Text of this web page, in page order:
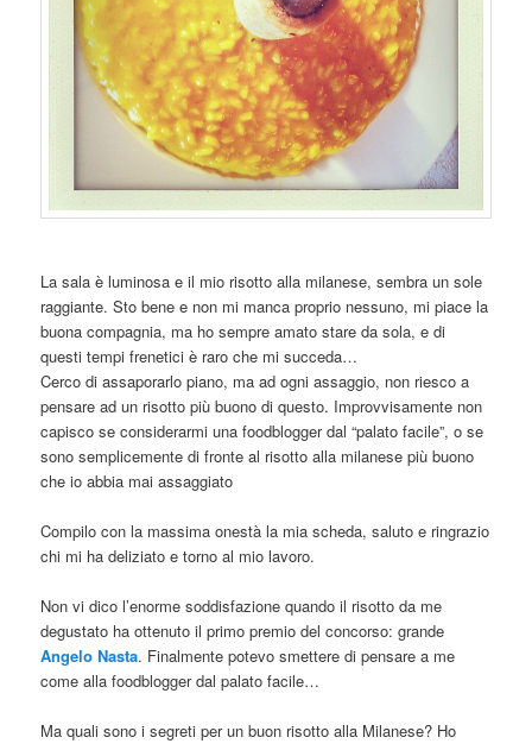
La sala è luminosa e il mio risotto alla milanese, sembra un sole
raggiante. Sto bene e non mi manca proprio nessuno, mi piace la
buona compagnia, ma ho sempre amato stare da sola, e di
questi tempi frenetici è raro che mi succeda…
Cerco di assaporarlo piano, ma ad ogni assaggio, non riesco a
pensare ad un risotto più buono di questo. Improvvisamente non
capisco se considerarmi una foodblogger dal “palato facile”, o se
sono semplicemente di fronte al risotto alla milanese più buono
che io abbia mai assaggiato
Compilo con la massima onestà la mia scheda, saluto e ringrazio
chi mi ha deliziato e torno al mio lavoro.
Non vi dico l’enorme soddisfazione quando il risotto da me
degustato ha ottenuto il primo premio del concorso: grande
Angelo Nasta. Finalmente potevo smettere di pensare a me
come alla foodblogger dal palato facile…
Ma quali sono i segreti per un buon risotto alla Milanese? Ho